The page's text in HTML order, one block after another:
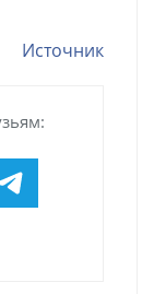
Источник